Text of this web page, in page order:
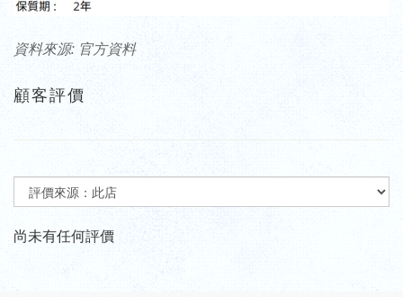
資料來源: 官方資料
顧客評價
尚未有任何評價